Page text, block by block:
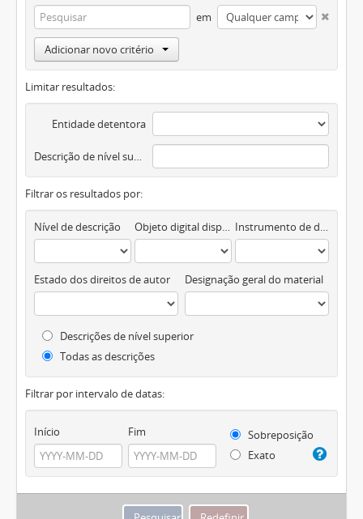
em
Adicionar novo critério
Limitar resultados:
Entidade detentora
Descrição de nível superior
Filtrar os resultados por:
Nível de descrição Objeto digital disponível Instrumento de descrição documental
Estado dos direitos de autor Designação geral do material
Descrições de nível superior
Todas as descrições
Filtrar por intervalo de datas:
Início Fim
Sobreposição
Exato